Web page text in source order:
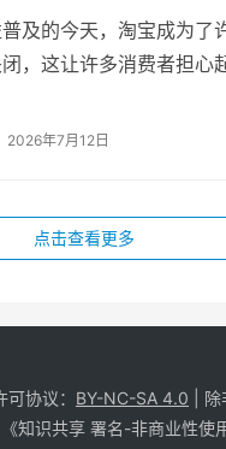
及的今天，淘宝成为了
，这让许多消费者担心
2026年7月12日
点击查看更多
协议： BY-NC-SA 4.0 |
知识共享 署名-非商业性使